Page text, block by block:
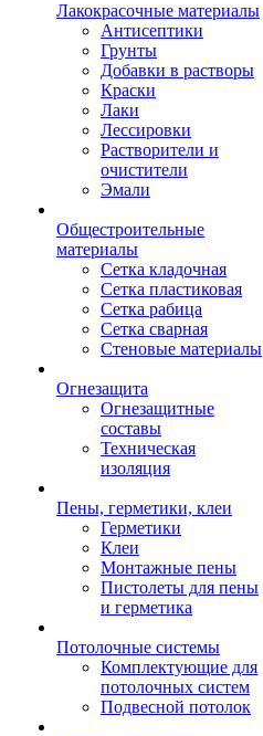
Лакокрасочные материалы
Антисептики
Грунты
Добавки в растворы
Краски
Лаки
Лессировки
Растворители и
очистители
Эмали
Общестроительные
материалы
Сетка кладочная
Сетка пластиковая
Сетка рабица
Сетка сварная
Стеновые материалы
Огнезащита
Огнезащитные
составы
Техническая
изоляция
Пены, герметики, клеи
Герметики
Клеи
Монтажные пены
Пистолеты для пены
и герметика
Потолочные системы
Комплектующие для
потолочных систем
Подвесной потолок